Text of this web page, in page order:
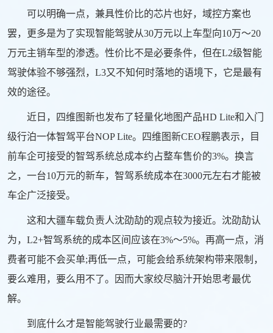
可以明确一点，兼具性价比的芯片也好，域控方案也
罢，更多是为了实现智能驾驶从30万元以上车型向10万～20
万元主销车型的渗透。性价比不是必要条件，但在L2级智能
驾驶体验不够强烈，L3又不知何时落地的语境下，它是最有
效的途径。
近日，四维图新也发布了轻量化地图产品HD Lite和入门
级行泊一体智驾平台NOP Lite。四维图新CEO程鹏表示，目
前车企可接受的智驾系统总成本约占整车售价的3%。换言
之，一台10万元的新车，智驾系统成本在3000元左右才能被
车企广泛接受。
这和大疆车载负责人沈劭劼的观点较为接近。沈劭劼认
为，L2+智驾系统的成本区间应该在3%～5%。再高一点，消
费者可能不会买单;再低一点，可能会给系统架构带来限制，
要么难用，要么用不了。因而大家绞尽脑汁开始思考最优
解。
到底什么才是智能驾驶行业最需要的?